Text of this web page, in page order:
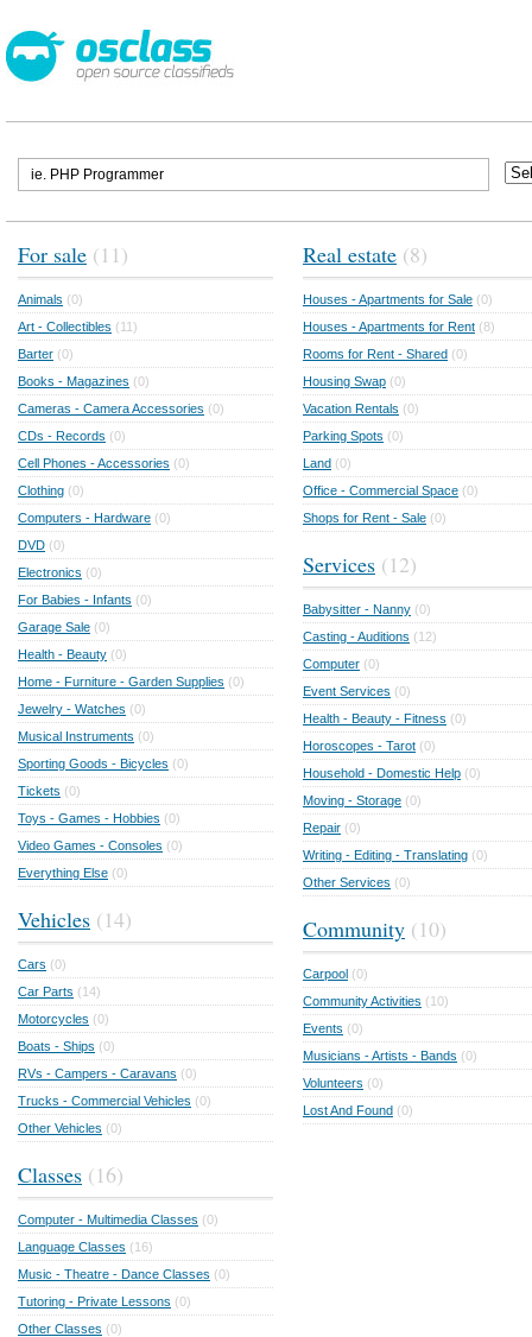
For sale (11)
Animals (0)
Art - Collectibles (11)
Barter (0)
Books - Magazines (0)
Cameras - Camera Accessories (0)
CDs - Records (0)
Cell Phones - Accessories (0)
Clothing (0)
Computers - Hardware (0)
DVD (0)
Electronics (0)
For Babies - Infants (0)
Garage Sale (0)
Health - Beauty (0)
Home - Furniture - Garden Supplies (0)
Jewelry - Watches (0)
Musical Instruments (0)
Sporting Goods - Bicycles (0)
Tickets (0)
Toys - Games - Hobbies (0)
Video Games - Consoles (0)
Everything Else (0)
Vehicles (14)
Cars (0)
Car Parts (14)
Motorcycles (0)
Boats - Ships (0)
RVs - Campers - Caravans (0)
Trucks - Commercial Vehicles (0)
Other Vehicles (0)
Classes (16)
Computer - Multimedia Classes (0)
Language Classes (16)
Music - Theatre - Dance Classes (0)
Tutoring - Private Lessons (0)
Other Classes (0)
Real estate (8)
Houses - Apartments for Sale (0)
Houses - Apartments for Rent (8)
Rooms for Rent - Shared (0)
Housing Swap (0)
Vacation Rentals (0)
Parking Spots (0)
Land (0)
Office - Commercial Space (0)
Shops for Rent - Sale (0)
Services (12)
Babysitter - Nanny (0)
Casting - Auditions (12)
Computer (0)
Event Services (0)
Health - Beauty - Fitness (0)
Horoscopes - Tarot (0)
Household - Domestic Help (0)
Moving - Storage (0)
Repair (0)
Writing - Editing - Translating (0)
Other Services (0)
Community (10)
Carpool (0)
Community Activities (10)
Events (0)
Musicians - Artists - Bands (0)
Volunteers (0)
Lost And Found (0)